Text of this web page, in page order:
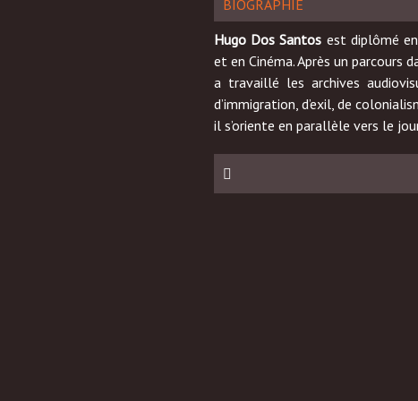
BIOGRAPHIE
Hugo Dos Santos est diplômé
et en Cinéma. Après un parcours
a travaillé les archives
d’immigration, d’exil, de
il s’oriente en parallèle vers le